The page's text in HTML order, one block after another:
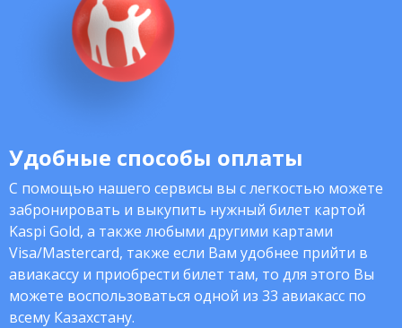
Удобные способы оплаты
С помощью нашего сервисы вы с легкостью можете
забронировать и выкупить нужный билет картой
Kaspi Gold, а также любыми другими картами
Visa/Mastercard, также если Вам удобнее прийти в
авиакассу и приобрести билет там, то для этого Вы
можете воспользоваться одной из 33 авиакасс по
всему Казахстану.